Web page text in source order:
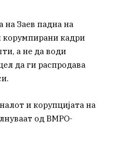
Заев падна на
корумпирани кадри
а не да води
да ги распродава
и корупцијата на
од ВМРО-